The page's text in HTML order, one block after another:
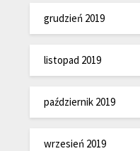
grudzień 2019
listopad 2019
październik 2019
wrzesień 2019